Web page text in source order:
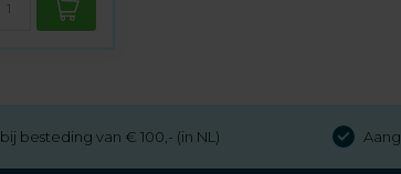
bij besteding van € 100,- (in NL)